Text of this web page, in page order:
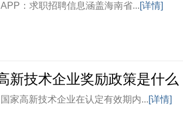
：求职招聘信息涵盖海南省...[详情]
新技术企业奖励政策是什么
家高新技术企业在认定有效期内...[详情]